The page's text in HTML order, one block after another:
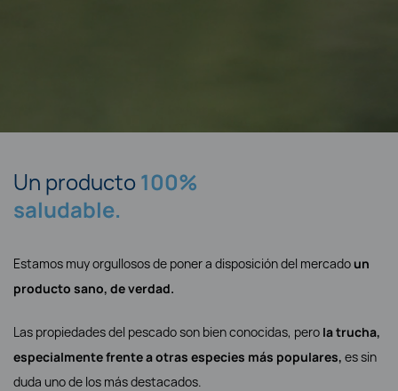
Un producto100%
saludable.
Estamos muy orgullosos de poner a disposición del mercadoun
producto sano, de verdad.
Las propiedades del pescado son bien conocidas, pero la trucha,
especialmente frente a otras especies más populares, es sin
duda uno de los más destacados.